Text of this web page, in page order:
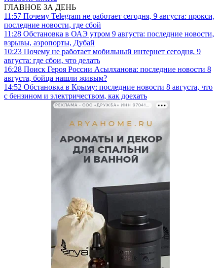
ГЛАВНОЕ ЗА ДЕНЬ
11:57 Почему Telegram не работает сегодня, 9 августа: прокси,
последние новости, где сбой
11:28 Обстановка в ОАЭ утром 9 августа: последние новости,
взрывы, аэропорты, Дубай
10:23 Почему не работает мобильный интернет сегодня, 9
августа: где сбои, что делать
16:28 Поиск Героя России Асылханова: последние новости 8
августа, бойца нашли живым?
14:52 Обстановка в Крыму: последние новости 8 августа, что
с бензином и электричеством, как доехать
РЕКЛАМА • ООО «ДРУЖБА» ИНН 9704146411